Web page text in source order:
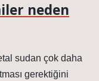
neden
sudan çok daha
gerektiğini